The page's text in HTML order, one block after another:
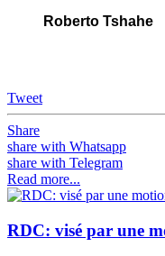
Roberto Tshahe
Tweet
Share
share with Whatsapp
share with Telegram
Read more...
RDC: visé par une